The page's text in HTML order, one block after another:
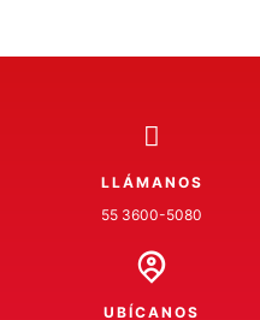
LLÁMANOS
55 3600-5080
UBÍCANOS